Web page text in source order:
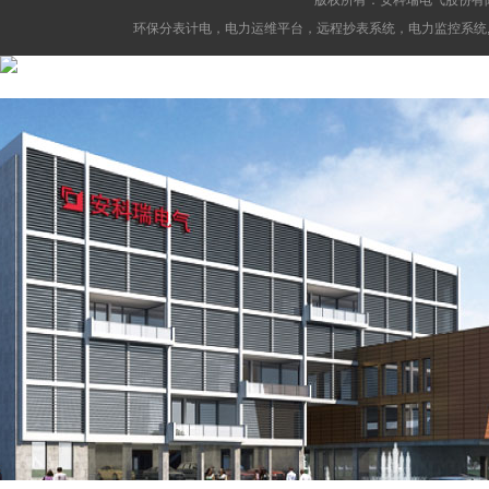
环保分表计电，电力运维平台，远程抄表系统，电力监控系